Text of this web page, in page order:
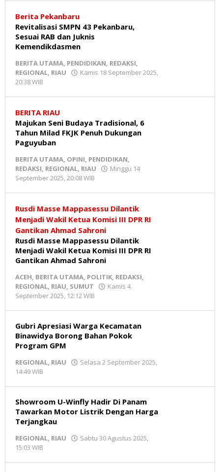
Berita Pekanbaru
Revitalisasi SMPN 43 Pekanbaru,
Sesuai RAB dan Juknis
Kemendikdasmen
BERITA UTAMA, PENDIDIKAN, REDAKSI,
REGIONAL, RIAU
Kamis 18 September 2025,
20:38 WIB
BERITA RIAU
Majukan Seni Budaya Tradisional, 6
Tahun Milad FKJK Penuh Dukungan
Paguyuban
BERITA UTAMA, OPINI, PENDIDIKAN,
REDAKSI, REGIONAL, RIAU
Minggu 14
September 2025, 20:08 WIB
Rusdi Masse Mappasessu Dilantik
Menjadi Wakil Ketua Komisi III DPR RI
Gantikan Ahmad Sahroni
Rusdi Masse Mappasessu Dilantik
Menjadi Wakil Ketua Komisi III DPR RI
Gantikan Ahmad Sahroni
ACEH, BERITA UTAMA, POLITIK, REDAKSI,
REGIONAL, RIAU, SUMUT
Kamis 4
September 2025, 12:12 WIB
Gubri Apresiasi Warga Kecamatan
Binawidya Borong Bahan Pokok
Program GPM
REGIONAL, RIAU
Selasa 2 September 2025,
14:49 WIB
Showroom U-Winfly Hadir Di Panam
Tawarkan Motor Listrik Dengan Harga
Terjangkau
REGIONAL, RIAU
Sabtu 30 Agustus 2025,
15:03 WIB